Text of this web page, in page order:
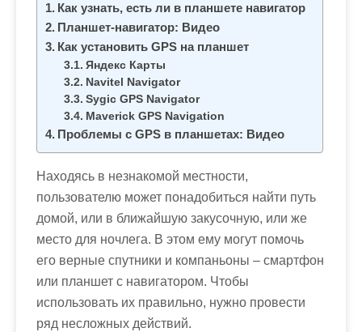
Как узнать, есть ли в планшете навигатор
Планшет-навигатор: Видео
Как установить GPS на планшет
Яндекс Карты
Navitel Navigator
Sygic GPS Navigator
Maverick GPS Navigation
Проблемы с GPS в планшетах: Видео
Находясь в незнакомой местности,
пользователю может понадобиться найти путь
домой, или в ближайшую закусочную, или же
место для ночлега. В этом ему могут помочь
его верные спутники и компаньоны – смартфон
или планшет с навигатором. Чтобы
использовать их правильно, нужно провести
ряд несложных действий.